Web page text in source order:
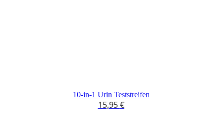
10-in-1 Urin Teststreifen
15,95€